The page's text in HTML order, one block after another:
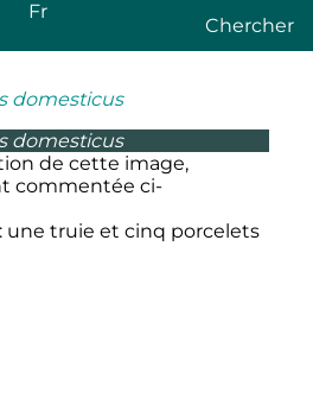
Fr
Chercher
domesticus
domesticus
une truie et cinq porcelets